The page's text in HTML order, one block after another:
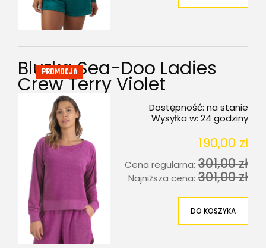
Bluzka Sea-Doo Ladies
Crew Terry Violet
Dostępność: na stanie
Wysyłka w: 24 godziny
190,00 zł
Cena regularna: 301,00 zł
Najniższa cena: 301,00 zł
DO KOSZYKA
PROMOCJA